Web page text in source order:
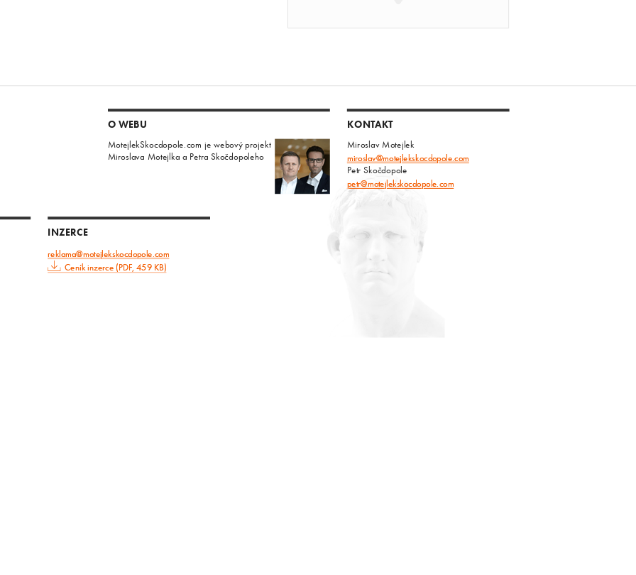
O WEBU
MotejlekSkocdopole.com je webový projekt
Miroslava Motejlka a Petra Skočdopoleho
KONTAKT
Miroslav Motejlek
miroslav@motejlekskocdopole.com
Petr Skočdopole
petr@motejlekskocdopole.com
INZERCE
reklama@motejlekskocdopole.com
Ceník inzerce (PDF, 459 KB)